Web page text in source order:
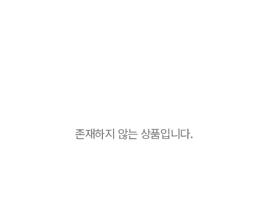
존재하지 않는 상품입니다.